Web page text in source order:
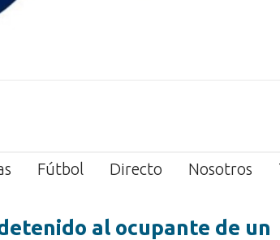
Fútbol Directo Nosotros
al ocupante de un